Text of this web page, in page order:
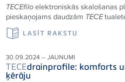
TECEfiloelektroniskās skalošanas
pieskaņojams daudzām TECE
LASĪT RAKSTU
30.09.2024 – JAUNUMI
TECEdrainprofile: komforts
ķērāju